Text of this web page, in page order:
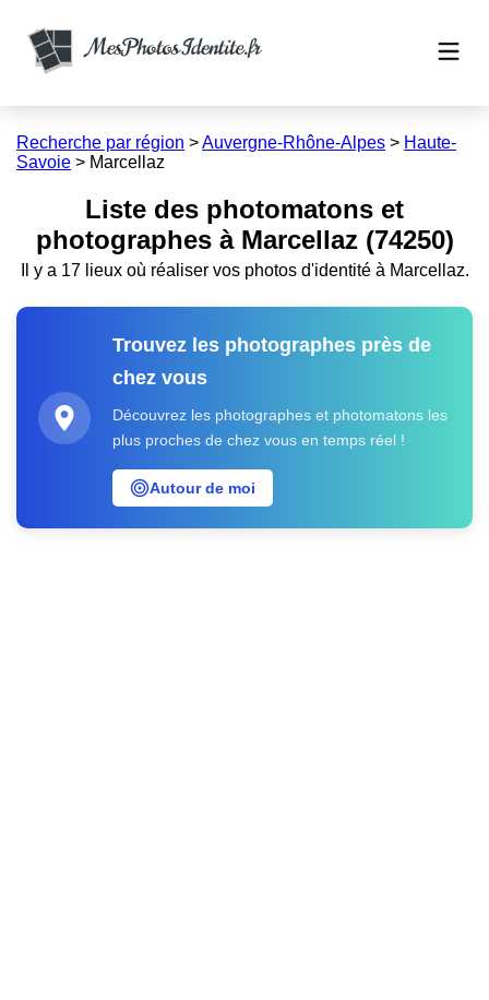
Recherche par région >Auvergne-Rhône-Alpes > Haute-
Savoie > Marcellaz
Liste des photomatons et
photographes à Marcellaz (74250)
Il y a 17 lieux où réaliser vos photos d'identité à Marcellaz.
Trouvez les photographes près de
chez vous
Découvrez les photographes et photomatons les
plus proches de chez vous en temps réel !
Autour de moi